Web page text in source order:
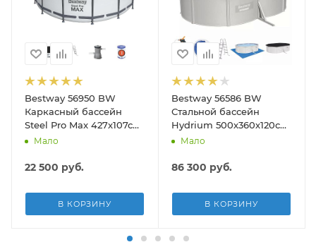
(вакуумный очиститель, щетка для дна, шланг 6м, ручка
Bestway 56950 BW
Каркасный бассейн
Steel Pro Max 427х107см,
13030л, фил.-насос
Мало
22 500 руб.
В КОРЗИНУ
Bestway 56586 BW
Стальной бассейн
Hydrium 500х360х120см,
16296л, песч.фил.-нас
подст, попл.-доз
Мало
86 300 руб.
В КОРЗИНУ